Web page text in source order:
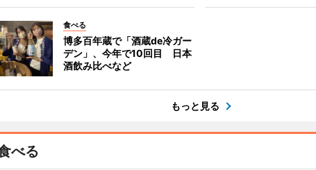
食べる
博多百年蔵で「酒蔵de冷ガー
デン」、今年で10回目 日本
酒飲み比べなど
もっと見る
べる